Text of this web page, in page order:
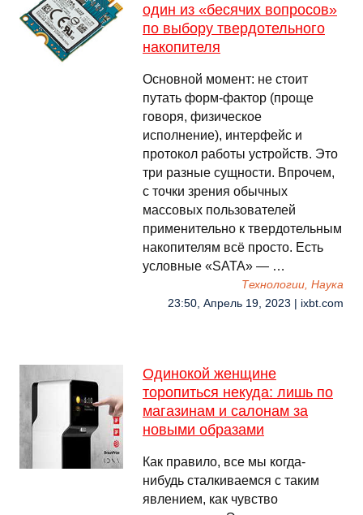
один из «бесячих вопросов»
по выбору твердотельного
накопителя
Основной момент: не стоит
путать форм-фактор (проще
говоря, физическое
исполнение), интерфейс и
протокол работы устройств. Это
три разные сущности. Впрочем,
с точки зрения обычных
массовых пользователей
применительно к твердотельным
накопителям всё просто. Есть
условные «SATA» — …
Технологии, Наука
23:50, Апрель 19, 2023 | ixbt.com
Одинокой женщине
торопиться некуда: лишь по
магазинам и салонам за
новыми образами
Как правило, все мы когда-
нибудь сталкиваемся с таким
явлением, как чувство